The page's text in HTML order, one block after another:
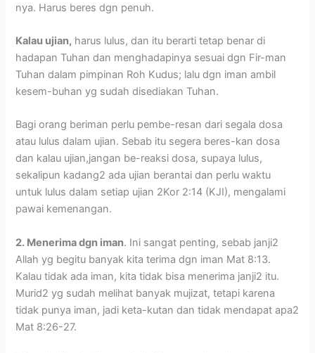
nya. Harus beres dgn penuh.
Kalau ujian, harus lulus, dan itu berarti tetap benar di
hadapan Tuhan dan menghadapinya sesuai dgn Fir-man
Tuhan dalam pimpinan Roh Kudus; lalu dgn iman ambil
kesem-buhan yg sudah disediakan Tuhan.
Bagi orang beriman perlu pembe-resan dari segala dosa
atau lulus dalam ujian. Sebab itu segera beres-kan dosa
dan kalau ujian,jangan be-reaksi dosa, supaya lulus,
sekalipun kadang2 ada ujian berantai dan perlu waktu
untuk lulus dalam setiap ujian 2Kor 2:14 (KJI), mengalami
pawai kemenangan.
2. Menerima dgn iman. Ini sangat penting, sebab janji2
Allah yg begitu banyak kita terima dgn iman Mat 8:13.
Kalau tidak ada iman, kita tidak bisa menerima janji2 itu.
Murid2 yg sudah melihat banyak mujizat, tetapi karena
tidak punya iman, jadi keta-kutan dan tidak mendapat apa2
Mat 8:26-27.